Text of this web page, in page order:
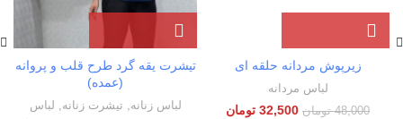
زیرپوش مردانه حلقه ای
لباس مردانه
48,000 تومان 32,500 تومان
تیشرت یقه گرد طرح قلب و پروانه
(عمده)
لباس زنانه, تیشرت زنانه, لباس